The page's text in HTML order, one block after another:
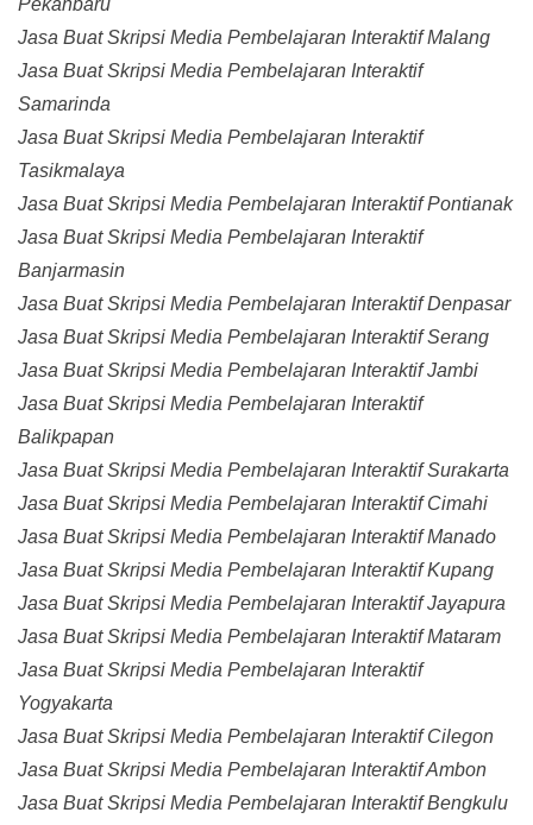
Pekanbaru
Jasa Buat Skripsi Media Pembelajaran Interaktif Malang
Jasa Buat Skripsi Media Pembelajaran Interaktif
Samarinda
Jasa Buat Skripsi Media Pembelajaran Interaktif
Tasikmalaya
Jasa Buat Skripsi Media Pembelajaran Interaktif Pontianak
Jasa Buat Skripsi Media Pembelajaran Interaktif
Banjarmasin
Jasa Buat Skripsi Media Pembelajaran Interaktif Denpasar
Jasa Buat Skripsi Media Pembelajaran Interaktif Serang
Jasa Buat Skripsi Media Pembelajaran Interaktif Jambi
Jasa Buat Skripsi Media Pembelajaran Interaktif
Balikpapan
Jasa Buat Skripsi Media Pembelajaran Interaktif Surakarta
Jasa Buat Skripsi Media Pembelajaran Interaktif Cimahi
Jasa Buat Skripsi Media Pembelajaran Interaktif Manado
Jasa Buat Skripsi Media Pembelajaran Interaktif Kupang
Jasa Buat Skripsi Media Pembelajaran Interaktif Jayapura
Jasa Buat Skripsi Media Pembelajaran Interaktif Mataram
Jasa Buat Skripsi Media Pembelajaran Interaktif
Yogyakarta
Jasa Buat Skripsi Media Pembelajaran Interaktif Cilegon
Jasa Buat Skripsi Media Pembelajaran Interaktif Ambon
Jasa Buat Skripsi Media Pembelajaran Interaktif Bengkulu